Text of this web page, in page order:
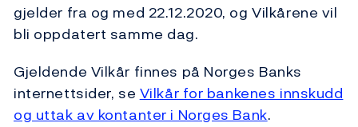
gjelder fra og med 22.12.2020, og Vilkårene vil
bli oppdatert samme dag.
Gjeldende Vilkår finnes på Norges Banks
internettsider, se Vilkår for bankenes innskudd
og uttak av kontanter i Norges Bank.